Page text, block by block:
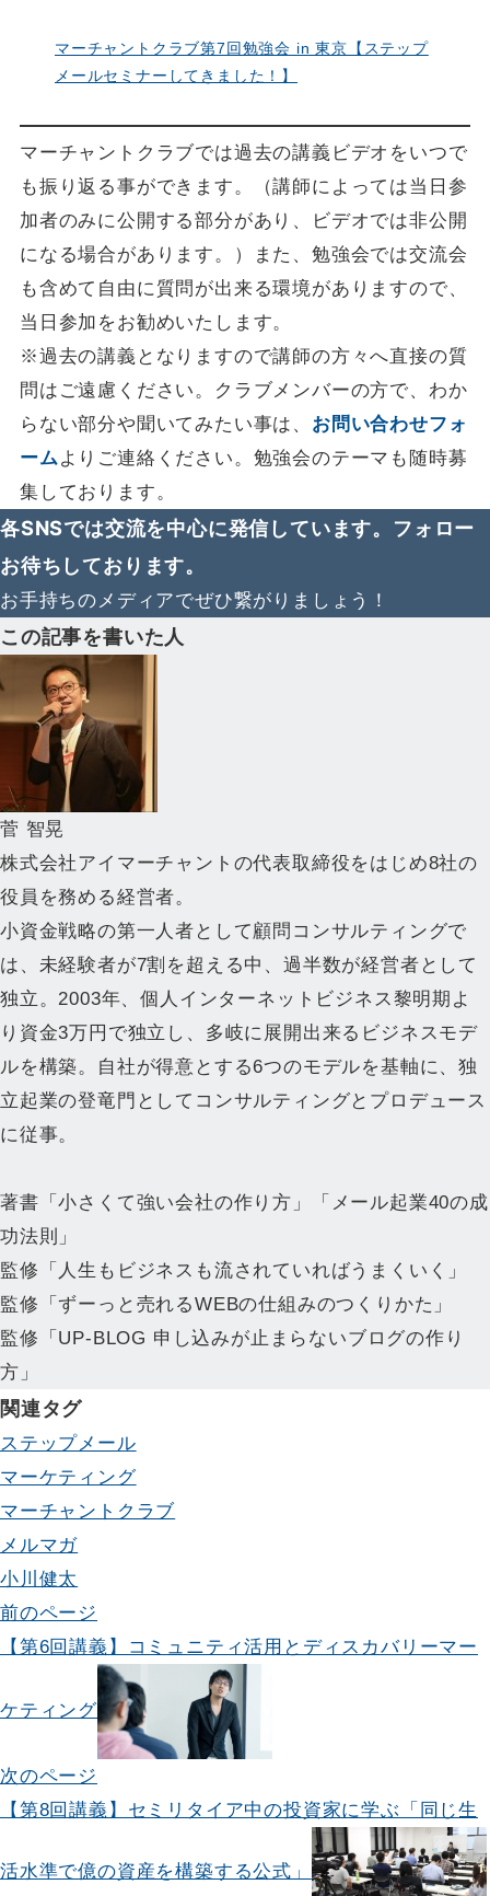
マーチャントクラブ第7回勉強会 in 東京【ステップ
メールセミナーしてきました！】
マーチャントクラブでは過去の講義ビデオをいつで
も振り返る事ができます。（講師によっては当日参
加者のみに公開する部分があり、ビデオでは非公開
になる場合があります。）また、勉強会では交流会
も含めて自由に質問が出来る環境がありますので、
当日参加をお勧めいたします。
※過去の講義となりますので講師の方々へ直接の質
問はご遠慮ください。クラブメンバーの方で、わか
らない部分や聞いてみたい事は、 お問い合わせフォ
ーム よりご連絡ください。勉強会のテーマも随時募
集しております。
各SNSでは交流を中心に発信しています。フォロー
お待ちしております。
お手持ちのメディアでぜひ繋がりましょう！
この記事を書いた人
菅 智晃
株式会社アイマーチャントの代表取締役をはじめ8社の
役員を務める経営者。
小資金戦略の第一人者として顧問コンサルティングで
は、未経験者が7割を超える中、過半数が経営者として
独立。2003年、個人インターネットビジネス黎明期よ
り資金3万円で独立し、多岐に展開出来るビジネスモデ
ルを構築。自社が得意とする6つのモデルを基軸に、独
立起業の登竜門としてコンサルティングとプロデュース
に従事。
著書「小さくて強い会社の作り方」「メール起業40の成
功法則」
監修「人生もビジネスも流されていればうまくいく」
監修「ずーっと売れるWEBの仕組みのつくりかた」
監修「UP-BLOG 申し込みが止まらないブログの作り
方」
関連タグ
ステップメール
マーケティング
マーチャントクラブ
メルマガ
小川健太
投
稿
ナ
ゲ
シ
前のページ
【第6回講義】コミュニティ活用とディスカバリーマー
ケティング
次のページ
【第8回講義】セミリタイア中の投資家に学ぶ「同じ生
活水準で億の資産を構築する公式」